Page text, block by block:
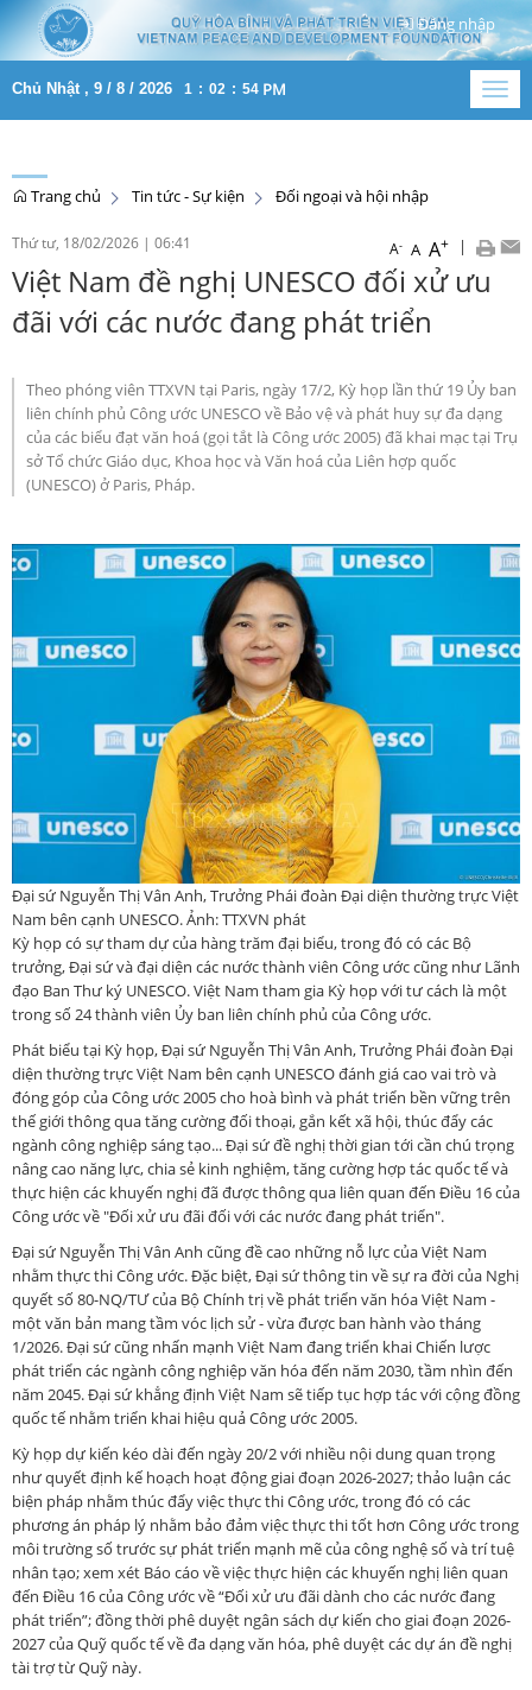
Đăng nhập
Chủ Nhật , 9 / 8 / 2026 1 : 02 : 55 PM
Trang chủ Tin tức - Sự kiện Đối ngoại và hội nhập
Thứ tư, 18/02/2026 | 06:41 A- A A+ |
Việt Nam đề nghị UNESCO đối xử ưu
đãi với các nước đang phát triển
Theo phóng viên TTXVN tại Paris, ngày 17/2, Kỳ họp lần thứ 19 Ủy ban
liên chính phủ Công ước UNESCO về Bảo vệ và phát huy sự đa dạng
của các biểu đạt văn hoá (gọi tắt là Công ước 2005) đã khai mạc tại Trụ
sở Tổ chức Giáo dục, Khoa học và Văn hoá của Liên hợp quốc
(UNESCO) ở Paris, Pháp.
Đại sứ Nguyễn Thị Vân Anh, Trưởng Phái đoàn Đại diện thường trực Việt
Nam bên cạnh UNESCO. Ảnh: TTXVN phát
Kỳ họp có sự tham dự của hàng trăm đại biểu, trong đó có các Bộ
trưởng, Đại sứ và đại diện các nước thành viên Công ước cũng như Lãnh
đạo Ban Thư ký UNESCO. Việt Nam tham gia Kỳ họp với tư cách là một
trong số 24 thành viên Ủy ban liên chính phủ của Công ước.
Phát biểu tại Kỳ họp, Đại sứ Nguyễn Thị Vân Anh, Trưởng Phái đoàn Đại
diện thường trực Việt Nam bên cạnh UNESCO đánh giá cao vai trò và
đóng góp của Công ước 2005 cho hoà bình và phát triển bền vững trên
thế giới thông qua tăng cường đối thoại, gắn kết xã hội, thúc đẩy các
ngành công nghiệp sáng tạo... Đại sứ đề nghị thời gian tới cần chú trọng
nâng cao năng lực, chia sẻ kinh nghiệm, tăng cường hợp tác quốc tế và
thực hiện các khuyến nghị đã được thông qua liên quan đến Điều 16 của
Công ước về "Đối xử ưu đãi đối với các nước đang phát triển".
Đại sứ Nguyễn Thị Vân Anh cũng đề cao những nỗ lực của Việt Nam
nhằm thực thi Công ước. Đặc biệt, Đại sứ thông tin về sự ra đời của Nghị
quyết số 80-NQ/TƯ của Bộ Chính trị về phát triển văn hóa Việt Nam -
một văn bản mang tầm vóc lịch sử - vừa được ban hành vào tháng
1/2026. Đại sứ cũng nhấn mạnh Việt Nam đang triển khai Chiến lược
phát triển các ngành công nghiệp văn hóa đến năm 2030, tầm nhìn đến
năm 2045. Đại sứ khẳng định Việt Nam sẽ tiếp tục hợp tác với cộng đồng
quốc tế nhằm triển khai hiệu quả Công ước 2005.
Kỳ họp dự kiến kéo dài đến ngày 20/2 với nhiều nội dung quan trọng
như quyết định kế hoạch hoạt động giai đoạn 2026-2027; thảo luận các
biện pháp nhằm thúc đẩy việc thực thi Công ước, trong đó có các
phương án pháp lý nhằm bảo đảm việc thực thi tốt hơn Công ước trong
môi trường số trước sự phát triển mạnh mẽ của công nghệ số và trí tuệ
nhân tạo; xem xét Báo cáo về việc thực hiện các khuyến nghị liên quan
đến Điều 16 của Công ước về “Đối xử ưu đãi dành cho các nước đang
phát triển”; đồng thời phê duyệt ngân sách dự kiến cho giai đoạn 2026-
2027 của Quỹ quốc tế về đa dạng văn hóa, phê duyệt các dự án đề nghị
tài trợ từ Quỹ này.